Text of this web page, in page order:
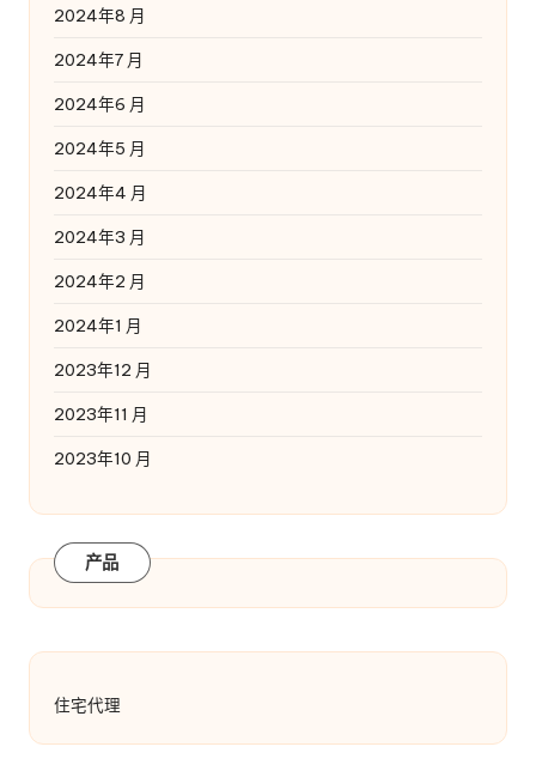
2024年8 月
2024年7 月
2024年6 月
2024年5 月
2024年4 月
2024年3 月
2024年2 月
2024年1 月
2023年12 月
2023年11 月
2023年10 月
产品
住宅代理